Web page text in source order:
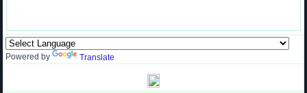
Powered by Translate